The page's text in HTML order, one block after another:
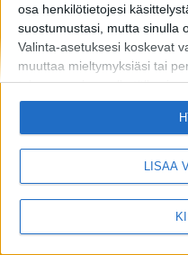
osa henkilötietojesi
suostumustasi, mutta sinulla
Valinta-asetuksesi koskevat
muuttaa mieltymyksiäsi tai
tahansa palaamalla tälle
alaosassa olevaa
Huomaa myös, että tämä
mukaan lukien, niihin
verkkosivustolla/
niissä harjoittamaasi
Alla olevassa Googlen
suostumuksen Googlelle ja
LISÄÄ
TIETOSUOJA JA
Copyright